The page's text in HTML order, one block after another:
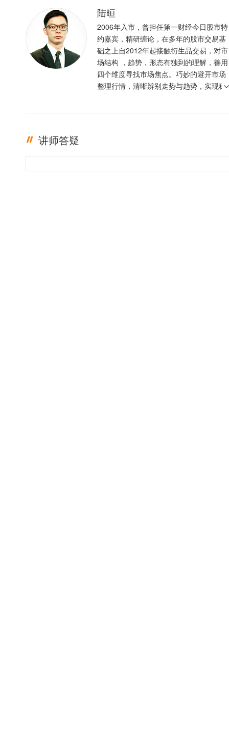
陆晅
2006年入市，曾担任第一财经今日股市特
约嘉宾，精研缠论，在多年的股市交易基
础之上自2012年起接触衍生品交易，对市
场结构 ，趋势，形态有独到的理解，善用
四个维度寻找市场焦点。巧妙的避开市场
整理行情，清晰辨别走势与趋势，实现稳
讲师答疑